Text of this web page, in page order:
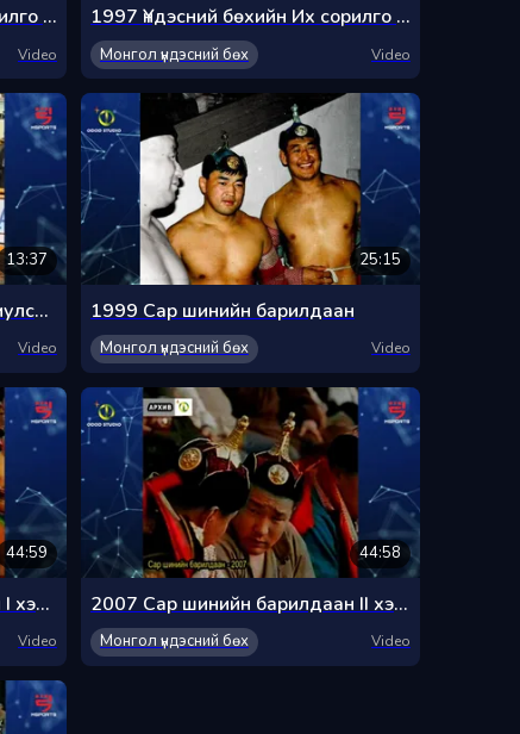
1997 Үндэсний бөхийн Их сорилго барилдаан 2-р хэсэг
Video
1997 Үндэсний бөхийн Их сорилго барилдаан 3-р хэсэг
Монгол үндэсний бөх Video
13:37
1997 Нийслэлийн өдөрт зориулсан хүчит бөхийн барилдаан
Video
25:15
1999 Сар шинийн барилдаан
Монгол үндэсний бөх Video
44:59
2007 Сар шинийн барилдаан I хэсэг
Video
44:58
2007 Сар шинийн барилдаан II хэсэг
Монгол үндэсний бөх Video